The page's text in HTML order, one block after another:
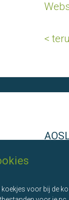
voor bij de
<
43
Onze